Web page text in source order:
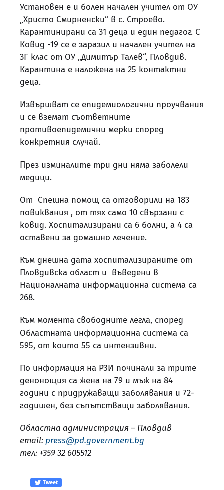
Установен е и болен начален учител от ОУ
„Христо Смирненски“ в с. Строево.
Карантинирани са 31 деца и един педагог. С
Ковид -19 се е заразил и начален учител на
3Г клас от ОУ „Димитър Талев“, Пловдив.
Карантина е наложена на 25 контактни
деца.
Извършват се епидемиологични проучвания
и се вземат съответните
противоепидемични мерки според
конкретния случай.
През изминалите три дни няма заболели
медици.
От Спешна помощ са отговорили на 183
повиквания , от тях само 10 свързани с
ковид. Хоспитализирани са 6 болни, а 4 са
оставени за домашно лечение.
Към днешна дата хоспитализираните от
Пловдивска област и въведени в
Националната информационна система са
268.
Към момента свободните легла, според
Областната информационна система са
595, от които 55 са интензивни.
По информация на РЗИ починали за трите
денонощия са жена на 79 и мъж на 84
години с придружаващи заболявания и 72-
годишен, без съпътстващи заболявания.
Областна администрация – Пловдив
email: press@pd.government.bg
тел: +359 32 605512
Tweet